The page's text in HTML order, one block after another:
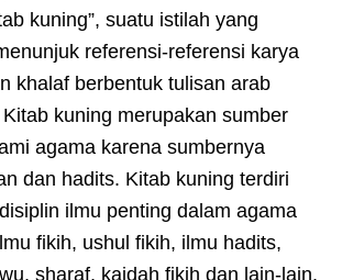
kuning”, suatu istilah yang
referensi-referensi karya
khalaf berbentuk tulisan arab
kuning merupakan sumber
agama karena sumbernya
dan hadits. Kitab kuning terdiri
ilmu penting dalam agama
fikih, ushul fikih, ilmu hadits,
sharaf, kaidah fikih dan lain-lain.